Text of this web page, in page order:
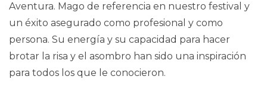
Aventura. Mago de referencia en nuestro festival y
un éxito asegurado como profesional y como
persona. Su energía y su capacidad para hacer
brotar la risa y el asombro han sido una inspiración
para todos los que le conocieron.